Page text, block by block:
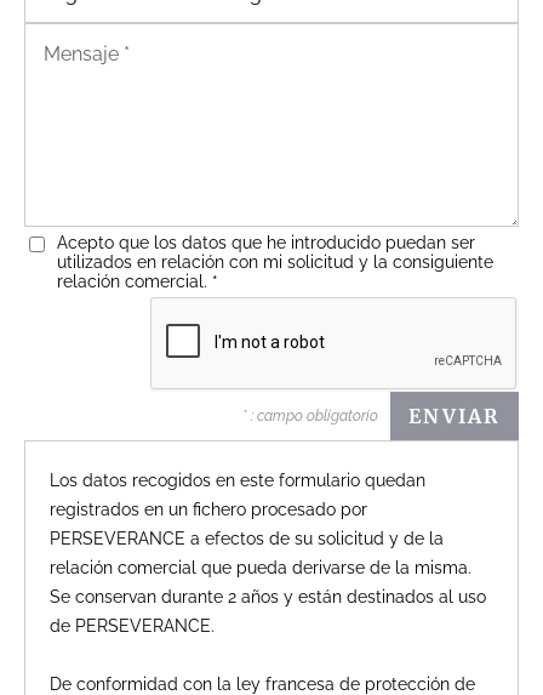
Acepto que los datos que he introducido puedan ser
utilizados en relación con mi solicitud y la consiguiente
relación comercial. *
* : campo obligatorio
Los datos recogidos en este formulario quedan
registrados en un fichero procesado por
PERSEVERANCE a efectos de su solicitud y de la
relación comercial que pueda derivarse de la misma.
Se conservan durante 2 años y están destinados al uso
de PERSEVERANCE.
De conformidad con la ley francesa de protección de